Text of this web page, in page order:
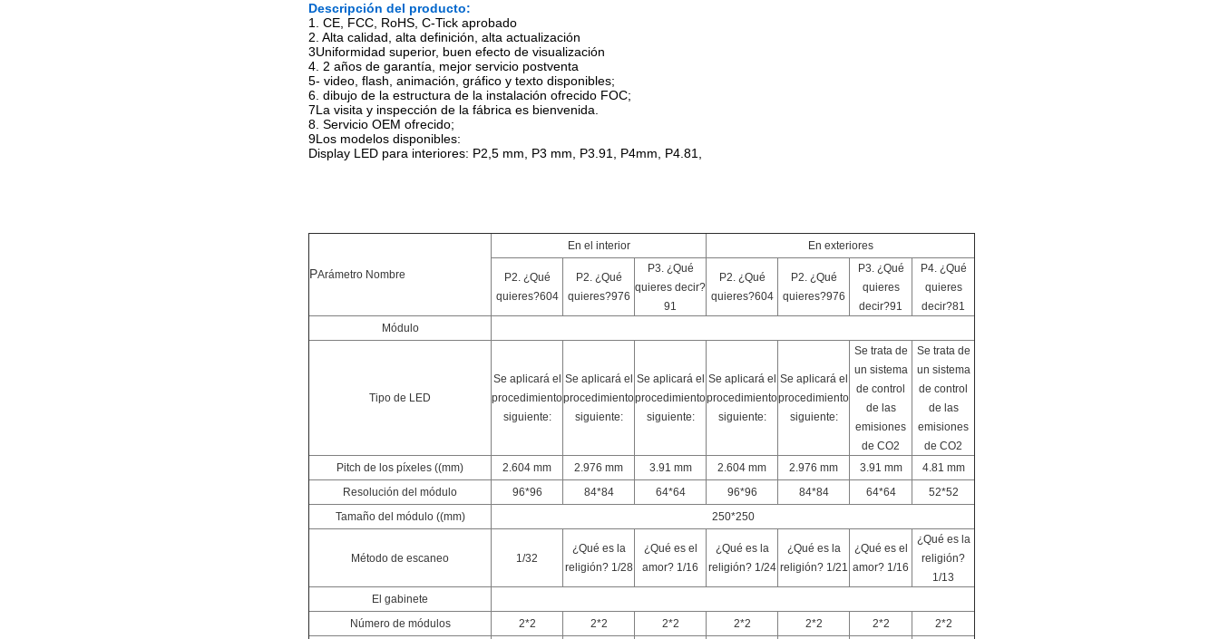
Descripción del producto:
1. CE, FCC, RoHS, C-Tick aprobado
2. Alta calidad, alta definición, alta actualización
3Uniformidad superior, buen efecto de visualización
4. 2 años de garantía, mejor servicio postventa
5- video, flash, animación, gráfico y texto disponibles;
6. dibujo de la estructura de la instalación ofrecido FOC;
7La visita y inspección de la fábrica es bienvenida.
8. Servicio OEM ofrecido;
9Los modelos disponibles:
Display LED para interiores: P2,5 mm, P3 mm, P3.91, P4mm, P4.81,
PArámetro Nombre
En el interior En exteriores
P2. ¿Qué
quieres?604
P2. ¿Qué
quieres?976
P3. ¿Qué
quieres decir?
91
P2. ¿Qué
quieres?604
P2. ¿Qué
quieres?976
P3. ¿Qué
quieres
decir?91
P4. ¿Qué
quieres
decir?81
Módulo
Tipo de LED
Se aplicará el
procedimiento
siguiente:
Se aplicará el
procedimiento
siguiente:
Se aplicará el
procedimiento
siguiente:
Se aplicará el
procedimiento
siguiente:
Se aplicará el
procedimiento
siguiente:
Se trata de
un sistema
de control
de las
emisiones
de CO2
Se trata de
un sistema
de control
de las
emisiones
de CO2
Pitch de los píxeles ((mm)
2.604 mm 2.976 mm 3.91 mm 2.604 mm 2.976 mm 3.91 mm
4.81 mm
Resolución del módulo
96*96 84*84 64*64 96*96 84*84 64*64
52*52
Tamaño del módulo ((mm)
250*250
Método de escaneo 1/32
¿Qué es la
religión? 1/28
¿Qué es el
amor? 1/16
¿Qué es la
religión? 1/24
¿Qué es la
religión? 1/21
¿Qué es el
amor? 1/16
¿Qué es la
religión?
1/13
El gabinete
Número de módulos
2*2 2*2 2*2 2*2 2*2 2*2 2*2